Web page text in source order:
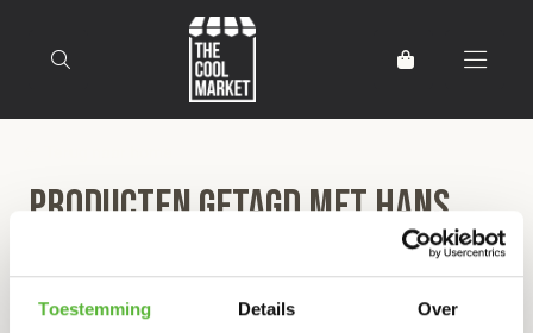
Toestemming Details Over
Producten getagd met Hans